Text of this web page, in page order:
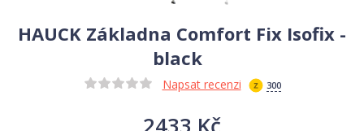
HAUCK Základna Comfort Fix Isofix -
black
Napsat recenzi 300